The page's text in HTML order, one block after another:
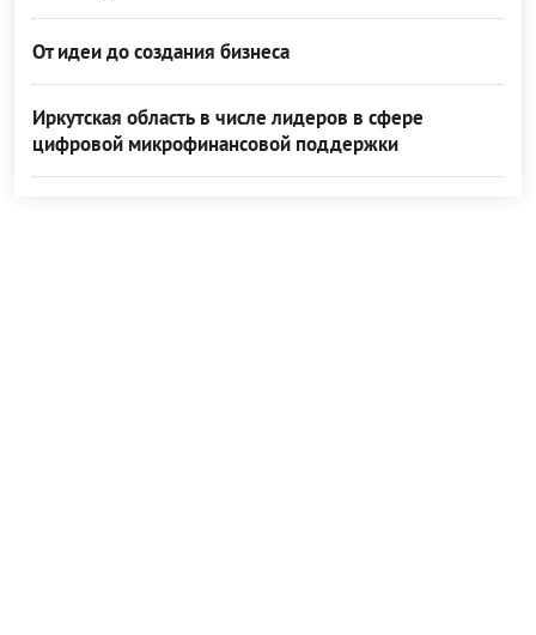
От идеи до создания бизнеса
Иркутская область в числе лидеров в сфере
цифровой микрофинансовой поддержки